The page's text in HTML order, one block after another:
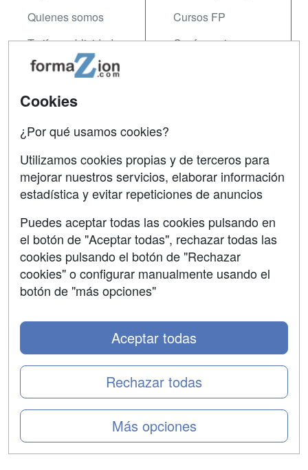
Quienes somos
Tarifas publicidad
Acceso Usuarios
Acceso Centros
Cursos FP
Conferencias
Contactar
Confidencialidad
Aviso legal
Copyleft
Cookies
¿Por qué usamos cookies?
Utilizamos cookies propias y de terceros para
mejorar nuestros servicios, elaborar información
estadística y evitar repeticiones de anuncios
Puedes aceptar todas las cookies pulsando en
el botón de "Aceptar todas", rechazar todas las
cookies pulsando el botón de "Rechazar
cookies" o configurar manualmente usando el
botón de "más opciones"
Más opciones
Rechazar todas
Aceptar todas